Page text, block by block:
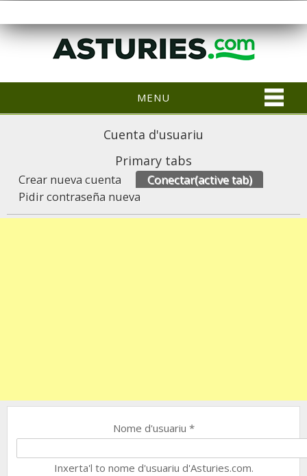
MENU
Cuenta d'usuariu
Primary tabs
Crear nueva cuenta Conectar(active tab)
Pidir contraseña nueva
Nome d'usuariu *
Inxerta'l to nome d'usuariu d'Asturies.com.